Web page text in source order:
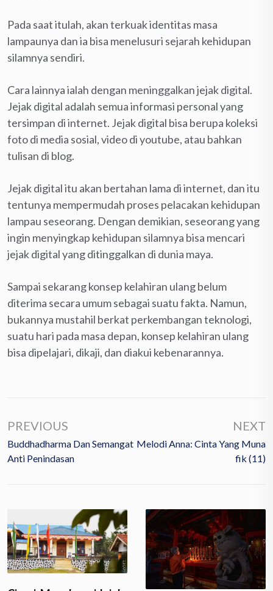
Pada saat itulah, akan terkuak identitas masa
lampaunya dan ia bisa menelusuri sejarah kehidupan
silamnya sendiri.
Cara lainnya ialah dengan meninggalkan jejak digital.
Jejak digital adalah semua informasi personal yang
tersimpan di internet. Jejak digital bisa berupa koleksi
foto di media sosial, video di youtube, atau bahkan
tulisan di blog.
Jejak digital itu akan bertahan lama di internet, dan itu
tentunya mempermudah proses pelacakan kehidupan
lampau seseorang. Dengan demikian, seseorang yang
ingin menyingkap kehidupan silamnya bisa mencari
jejak digital yang ditinggalkan di dunia maya.
Sampai sekarang konsep kelahiran ulang belum
diterima secara umum sebagai suatu fakta. Namun,
bukannya mustahil berkat perkembangan teknologi,
suatu hari pada masa depan, konsep kelahiran ulang
bisa dipelajari, dikaji, dan diakui kebenarannya.
PREVIOUS
Buddhadharma Dan Semangat
Anti Penindasan
NEXT
Melodi Anna: Cinta Yang Muna
Fik (11)